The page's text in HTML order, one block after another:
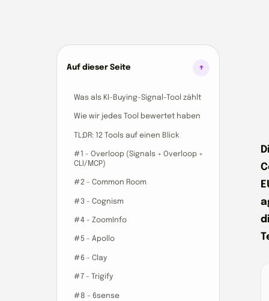
Auf dieser Seite
Was als KI-Buying-Signal-Tool zählt
Wie wir jedes Tool bewertet haben
TL;DR: 12 Tools auf einen Blick
#1 - Overloop (Signals + Overloop +
CLI/MCP)
#2 - Common Room
#3 - Cognism
#4 - ZoomInfo
#5 - Apollo
#6 - Clay
#7 - Trigify
#8 - 6sense